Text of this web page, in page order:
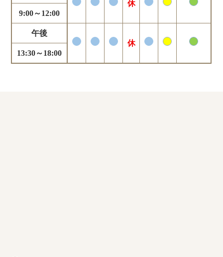
休
9:00～12:00
午後
休
13:30～18:00